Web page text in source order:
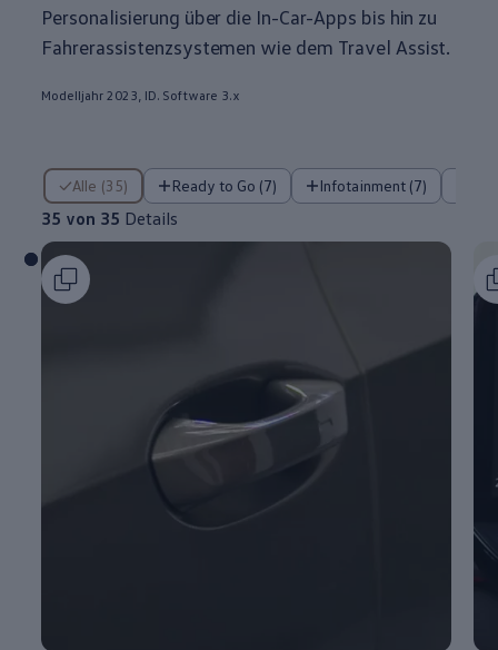
Personalisierung über die In-Car-Apps bis hin zu
Fahrerassistenzsystemen wie dem Travel Assist.
Modelljahr 2023, ID. Software 3.x
Alle (35) Ready to Go (7) Infotainment (7)
35 von 35 Details
35 von 35 Details